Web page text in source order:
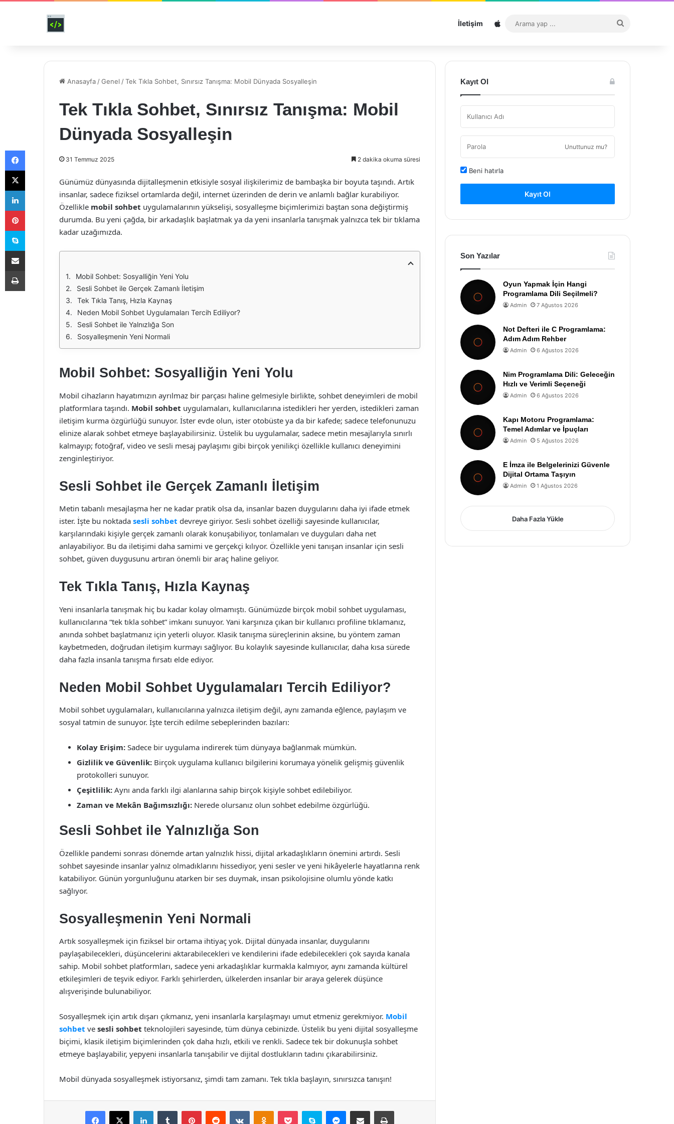
İletişim Sitemap
...
Anasayfa /Genel /Tek Tıkla Sohbet, Sınırsız Tanışma: Mobil Dünyada Sosyalleşin
Tek Tıkla Sohbet, Sınırsız Tanışma: Mobil
Dünyada Sosyalleşin
31 Temmuz 2025 2 dakika okuma süresi
Günümüz dünyasında dijitalleşmenin etkisiyle sosyal ilişkilerimiz de bambaşka bir boyuta taşındı. Artık
insanlar, sadece fiziksel ortamlarda değil, internet üzerinden de derin ve anlamlı bağlar kurabiliyor.
Özellikle mobil sohbet uygulamalarının yükselişi, sosyalleşme biçimlerimizi baştan sona değiştirmiş
durumda. Bu yeni çağda, bir arkadaşlık başlatmak ya da yeni insanlarla tanışmak yalnızca tek bir tıklama
kadar uzağımızda.
Mobil Sohbet: Sosyalliğin Yeni Yolu
Sesli Sohbet ile Gerçek Zamanlı İletişim
Tek Tıkla Tanış, Hızla Kaynaş
Neden Mobil Sohbet Uygulamaları Tercih Ediliyor?
Sesli Sohbet ile Yalnızlığa Son
Sosyalleşmenin Yeni Normali
Mobil Sohbet: Sosyalliğin Yeni Yolu
Mobil cihazların hayatımızın ayrılmaz bir parçası haline gelmesiyle birlikte, sohbet deneyimleri de mobil
platformlara taşındı. Mobil sohbet uygulamaları, kullanıcılarına istedikleri her yerden, istedikleri zaman
iletişim kurma özgürlüğü sunuyor. İster evde olun, ister otobüste ya da bir kafede; sadece telefonunuzu
elinize alarak sohbet etmeye başlayabilirsiniz. Üstelik bu uygulamalar, sadece metin mesajlarıyla sınırlı
kalmayıp; fotoğraf, video ve sesli mesaj paylaşımı gibi birçok yenilikçi özellikle kullanıcı deneyimini
zenginleştiriyor.
Sesli Sohbet ile Gerçek Zamanlı İletişim
Metin tabanlı mesajlaşma her ne kadar pratik olsa da, insanlar bazen duygularını daha iyi ifade etmek
ister. İşte bu noktada sesli sohbet devreye giriyor. Sesli sohbet özelliği sayesinde kullanıcılar,
karşılarındaki kişiyle gerçek zamanlı olarak konuşabiliyor, tonlamaları ve duyguları daha net
anlayabiliyor. Bu da iletişimi daha samimi ve gerçekçi kılıyor. Özellikle yeni tanışan insanlar için sesli
sohbet, güven duygusunu artıran önemli bir araç haline geliyor.
Tek Tıkla Tanış, Hızla Kaynaş
Yeni insanlarla tanışmak hiç bu kadar kolay olmamıştı. Günümüzde birçok mobil sohbet uygulaması,
kullanıcılarına “tek tıkla sohbet” imkanı sunuyor. Yani karşınıza çıkan bir kullanıcı profiline tıklamanız,
anında sohbet başlatmanız için yeterli oluyor. Klasik tanışma süreçlerinin aksine, bu yöntem zaman
kaybetmeden, doğrudan iletişim kurmayı sağlıyor. Bu kolaylık sayesinde kullanıcılar, daha kısa sürede
daha fazla insanla tanışma fırsatı elde ediyor.
Neden Mobil Sohbet Uygulamaları Tercih Ediliyor?
Mobil sohbet uygulamaları, kullanıcılarına yalnızca iletişim değil, aynı zamanda eğlence, paylaşım ve
sosyal tatmin de sunuyor. İşte tercih edilme sebeplerinden bazıları:
Kolay Erişim: Sadece bir uygulama indirerek tüm dünyaya bağlanmak mümkün.
Gizlilik ve Güvenlik: Birçok uygulama kullanıcı bilgilerini korumaya yönelik gelişmiş güvenlik
protokolleri sunuyor.
Çeşitlilik: Aynı anda farklı ilgi alanlarına sahip birçok kişiyle sohbet edilebiliyor.
Zaman ve Mekân Bağımsızlığı: Nerede olursanız olun sohbet edebilme özgürlüğü.
Sesli Sohbet ile Yalnızlığa Son
Özellikle pandemi sonrası dönemde artan yalnızlık hissi, dijital arkadaşlıkların önemini artırdı. Sesli
sohbet sayesinde insanlar yalnız olmadıklarını hissediyor, yeni sesler ve yeni hikâyelerle hayatlarına renk
katabiliyor. Günün yorgunluğunu atarken bir ses duymak, insan psikolojisine olumlu yönde katkı
sağlıyor.
Sosyalleşmenin Yeni Normali
Artık sosyalleşmek için fiziksel bir ortama ihtiyaç yok. Dijital dünyada insanlar, duygularını
paylaşabilecekleri, düşüncelerini aktarabilecekleri ve kendilerini ifade edebilecekleri çok sayıda kanala
sahip. Mobil sohbet platformları, sadece yeni arkadaşlıklar kurmakla kalmıyor, aynı zamanda kültürel
etkileşimleri de teşvik ediyor. Farklı şehirlerden, ülkelerden insanlar bir araya gelerek düşünce
alışverişinde bulunabiliyor.
Sosyalleşmek için artık dışarı çıkmanız, yeni insanlarla karşılaşmayı umut etmeniz gerekmiyor. Mobil
sohbet ve sesli sohbet teknolojileri sayesinde, tüm dünya cebinizde. Üstelik bu yeni dijital sosyalleşme
biçimi, klasik iletişim biçimlerinden çok daha hızlı, etkili ve renkli. Sadece tek bir dokunuşla sohbet
etmeye başlayabilir, yepyeni insanlarla tanışabilir ve dijital dostlukların tadını çıkarabilirsiniz.
Mobil dünyada sosyalleşmek istiyorsanız, şimdi tam zamanı. Tek tıkla başlayın, sınırsızca tanışın!
Facebook
X LinkedInTumblr PinterestReddit VKontakteOdnoklassniki
Pocket Skype Messenger
E-Posta ile paylaş Yazdır
Kayıt Ol
Unuttunuz mu?
Beni hatırla
Kayıt Ol
Son Yazılar
Oyun Yapmak İçin Hangi
Programlama Dili Seçilmeli?
Admin 7 Ağustos 2026
Not Defteri ile C Programlama:
Adım Adım Rehber
Admin 6 Ağustos 2026
Nim Programlama Dili: Geleceğin
Hızlı ve Verimli Seçeneği
Admin 6 Ağustos 2026
Kapı Motoru Programlama:
Temel Adımlar ve İpuçları
Admin 5 Ağustos 2026
E İmza ile Belgelerinizi Güvenle
Dijital Ortama Taşıyın
Admin 1 Ağustos 2026
Daha Fazla Yükle
Facebook
X
LinkedIn
Pinterest
Skype
E-Posta ile paylaş